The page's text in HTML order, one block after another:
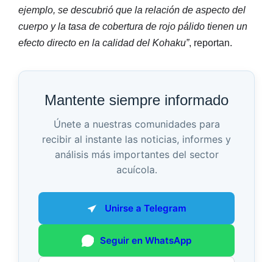
ejemplo, se descubrió que la relación de aspecto del
cuerpo y la tasa de cobertura de rojo pálido tienen un
efecto directo en la calidad del Kohaku”, reportan.
Mantente siempre informado
Únete a nuestras comunidades para
recibir al instante las noticias, informes y
análisis más importantes del sector
acuícola.
Unirse a Telegram
Seguir en WhatsApp